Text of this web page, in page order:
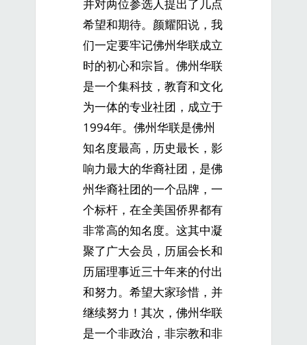
并对两位参选人提出了几点
希望和期待。颜耀阳说，我
们一定要牢记佛州华联成立
时的初心和宗旨。佛州华联
是一个集科技，教育和文化
为一体的专业社团，成立于
1994年。佛州华联是佛州
知名度最高，历史最长，影
响力最大的华裔社团，是佛
州华裔社团的一个品牌，一
个标杆，在全美国侨界都有
非常高的知名度。这其中凝
聚了广大会员，历届会长和
历届理事近三十年来的付出
和努力。希望大家珍惜，并
继续努力！其次，佛州华联
是一个非政治，非宗教和非